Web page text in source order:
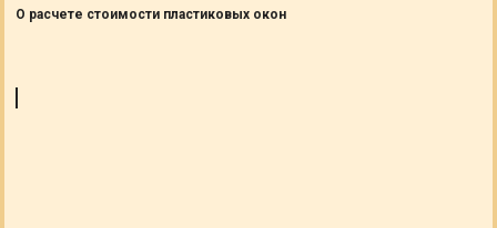
О расчете стоимости пластиковых окон